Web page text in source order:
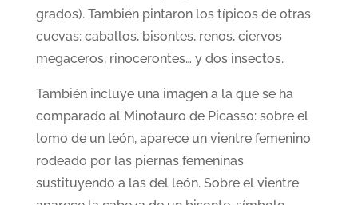
grados). También pintaron los típicos de otras
cuevas: caballos, bisontes, renos, ciervos
megaceros, rinocerontes… y dos insectos.
También incluye una imagen a la que se ha
comparado al Minotauro de Picasso: sobre el
lomo de un león, aparece un vientre femenino
rodeado por las piernas femeninas
sustituyendo a las del león. Sobre el vientre